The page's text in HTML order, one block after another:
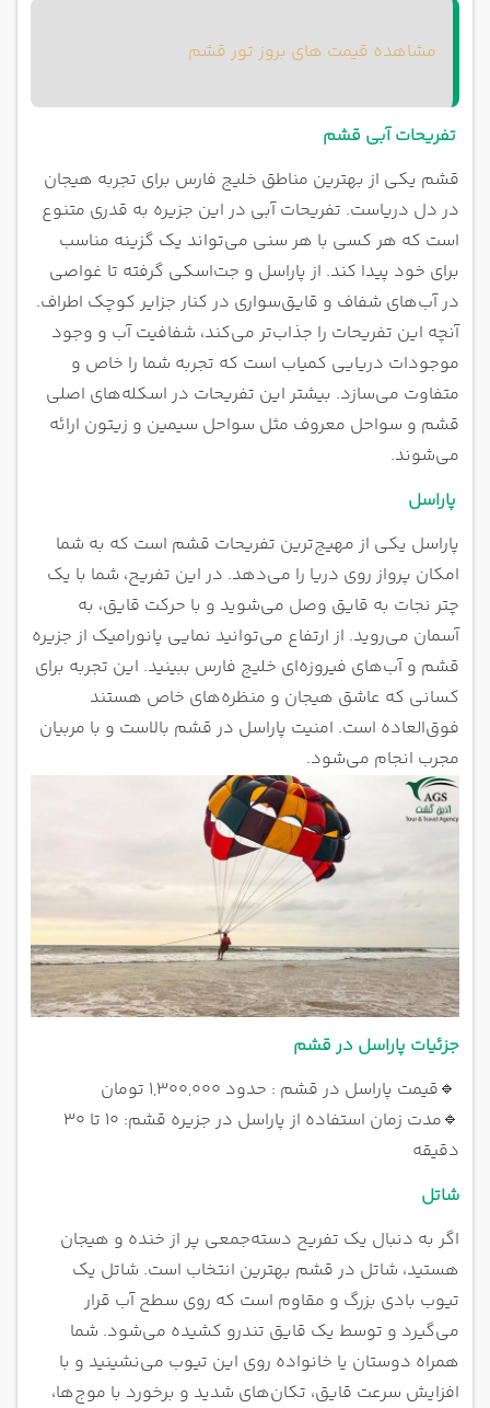
خرید تور قشم از آذین گشت
مشاهده قیمت های بروز تور قشم
تفریحات آبی قشم
قشم یکی از بهترین مناطق خلیج فارس برای تجربه هیجان
در دل دریاست. تفریحات آبی در این جزیره به قدری متنوع
است که هر کسی با هر سنی می‌تواند یک گزینه مناسب
برای خود پیدا کند. از پاراسل و جت‌اسکی گرفته تا غواصی
در آب‌های شفاف و قایق‌سواری در کنار جزایر کوچک اطراف.
آنچه این تفریحات را جذاب‌تر می‌کند، شفافیت آب و وجود
موجودات دریایی کمیاب است که تجربه شما را خاص و
متفاوت می‌سازد. بیشتر این تفریحات در اسکله‌های اصلی
قشم و سواحل معروف مثل سواحل سیمین و زیتون ارائه
می‌شوند.
پاراسل
پاراسل یکی از مهیج‌ترین تفریحات قشم است که به شما
امکان پرواز روی دریا را می‌دهد. در این تفریح، شما با یک
چتر نجات به قایق وصل می‌شوید و با حرکت قایق، به
آسمان می‌روید. از ارتفاع می‌توانید نمایی پانورامیک از جزیره
قشم و آب‌های فیروزه‌ای خلیج فارس ببینید. این تجربه برای
کسانی که عاشق هیجان و منظره‌های خاص هستند
فوق‌العاده است. امنیت پاراسل در قشم بالاست و با مربیان
مجرب انجام می‌شود.
جزئیات پاراسل در قشم
🔹قیمت پاراسل در قشم : حدود ۱,۳۰۰,۰۰۰ تومان
🔹
مدت زمان استفاده از پاراسل در جزیره قشم: ۱۰ تا ۳۰
دقیقه
شاتل
اگر به دنبال یک تفریح دسته‌جمعی پر از خنده و هیجان
هستید، شاتل در قشم بهترین انتخاب است. شاتل یک
تیوب بادی بزرگ و مقاوم است که روی سطح آب قرار
می‌گیرد و توسط یک قایق تندرو کشیده می‌شود. شما
همراه دوستان یا خانواده روی این تیوب می‌نشینید و با
افزایش سرعت قایق، تکان‌های شدید و برخورد با موج‌ها،